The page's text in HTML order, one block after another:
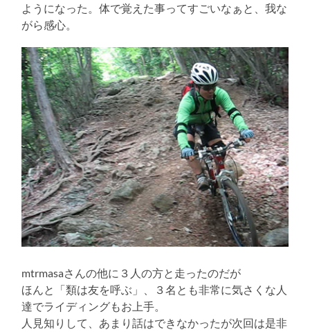
ようになった。体で覚えた事ってすごいなぁと、我な
がら感心。
mtrmasaさんの他に３人の方と走ったのだが
ほんと「類は友を呼ぶ」、３名とも非常に気さくな人
達でライディングもお上手。
人見知りして、あまり話はできなかったが次回は是非